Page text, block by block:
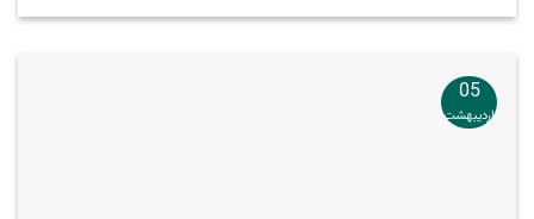
05
اردیبهشت